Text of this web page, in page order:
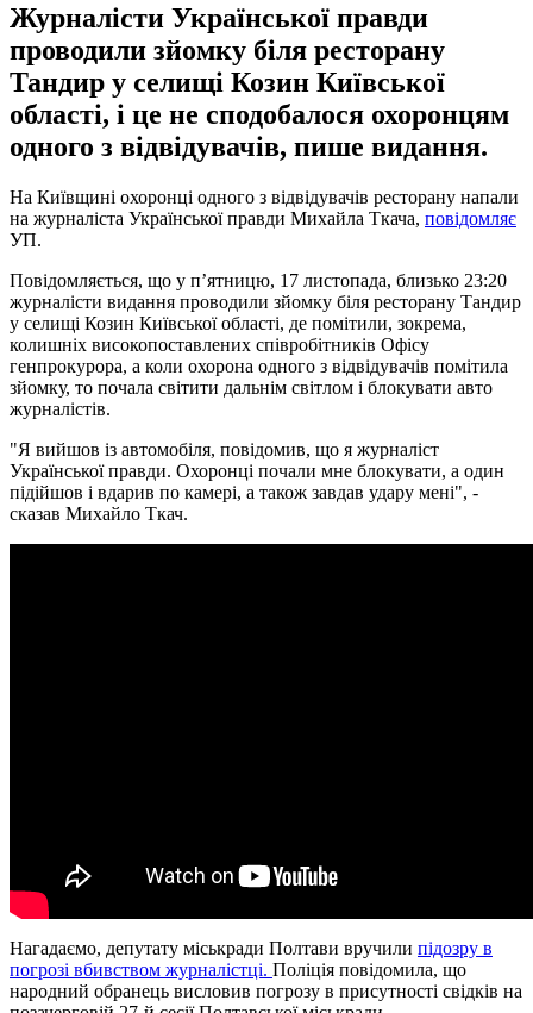
Журналісти Української правди
проводили зйомку біля ресторану
Тандир у селищі Козин Київської
області, і це не сподобалося охоронцям
одного з відвідувачів, пише видання.
На Київщині охоронці одного з відвідувачів ресторану напали
на журналіста Української правди Михайла Ткача, повідомляє
УП.
Повідомляється, що у п’ятницю, 17 листопада, близько 23:20
журналісти видання проводили зйомку біля ресторану Тандир
у селищі Козин Київської області, де помітили, зокрема,
колишніх високопоставлених співробітників Офісу
генпрокурора, а коли охорона одного з відвідувачів помітила
зйомку, то почала світити дальнім світлом і блокувати авто
журналістів.
"Я вийшов із автомобіля, повідомив, що я журналіст
Української правди. Охоронці почали мне блокувати, а один
підійшов і вдарив по камері, а також завдав удару мені", -
сказав Михайло Ткач.
Нагадаємо, депутату міськради Полтави вручили підозру в
погрозі вбивством журналістці. Поліція повідомила, що
народний обранець висловив погрозу в присутності свідків на